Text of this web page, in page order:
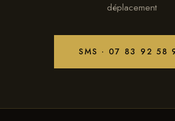
déplacement
SMS · 07 83 92 58